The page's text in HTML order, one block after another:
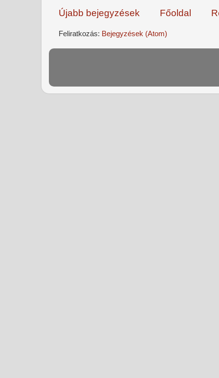
Újabb bejegyzések Főoldal
Feliratkozás: Bejegyzések (Atom)